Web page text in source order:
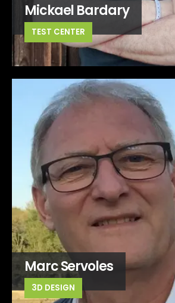
Mickael Bardary
TEST CENTER
Marc Servoles
3D DESIGN